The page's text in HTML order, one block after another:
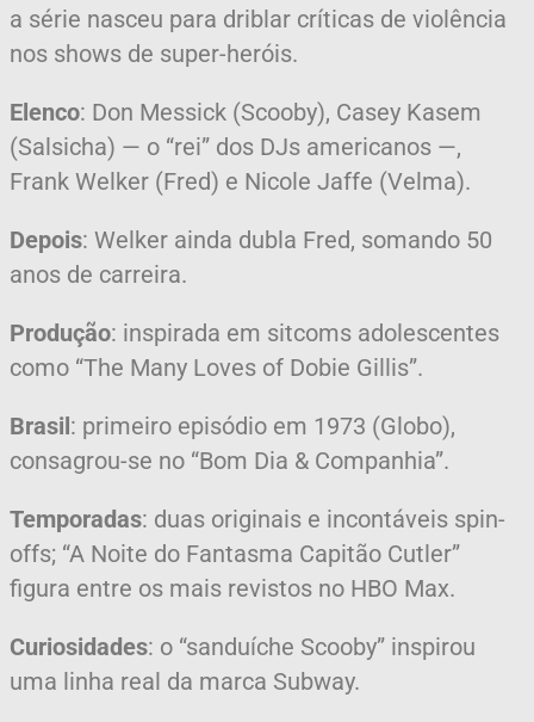
a série nasceu para driblar críticas de violência
nos shows de super-heróis.
Elenco: Don Messick (Scooby), Casey Kasem
(Salsicha) — o “rei” dos DJs americanos —,
Frank Welker (Fred) e Nicole Jaffe (Velma).
Depois: Welker ainda dubla Fred, somando 50
anos de carreira.
Produção: inspirada em sitcoms adolescentes
como “The Many Loves of Dobie Gillis”.
Brasil: primeiro episódio em 1973 (Globo),
consagrou-se no “Bom Dia & Companhia”.
Temporadas: duas originais e incontáveis spin-
offs; “A Noite do Fantasma Capitão Cutler”
figura entre os mais revistos no HBO Max.
Curiosidades: o “sanduíche Scooby” inspirou
uma linha real da marca Subway.